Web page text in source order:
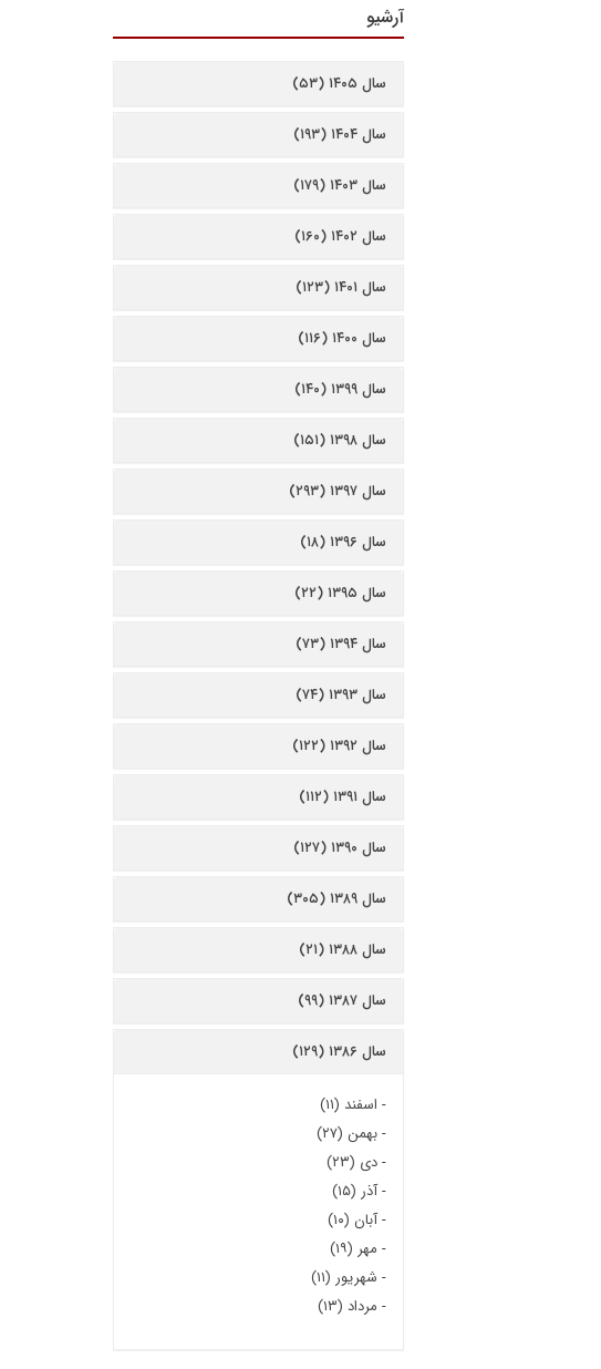
آرشیو
سال ۱۴۰۵ (۵۳)
سال ۱۴۰۴ (۱۹۳)
سال ۱۴۰۳ (۱۷۹)
سال ۱۴۰۲ (۱۶۰)
سال ۱۴۰۱ (۱۲۳)
سال ۱۴۰۰ (۱۱۶)
سال ۱۳۹۹ (۱۴۰)
سال ۱۳۹۸ (۱۵۱)
سال ۱۳۹۷ (۲۹۳)
سال ۱۳۹۶ (۱۸)
سال ۱۳۹۵ (۲۲)
سال ۱۳۹۴ (۷۳)
سال ۱۳۹۳ (۷۴)
سال ۱۳۹۲ (۱۲۲)
سال ۱۳۹۱ (۱۱۲)
سال ۱۳۹۰ (۱۲۷)
سال ۱۳۸۹ (۳۰۵)
سال ۱۳۸۸ (۲۱)
سال ۱۳۸۷ (۹۹)
سال ۱۳۸۶ (۱۲۹)
- اسفند (۱۱)
-بهمن (۲۷)
-دی (۲۳)
-آذر (۱۵)
-آبان (۱۰)
- مهر (۱۹)
- شهریور (۱۱)
- مرداد (۱۳)